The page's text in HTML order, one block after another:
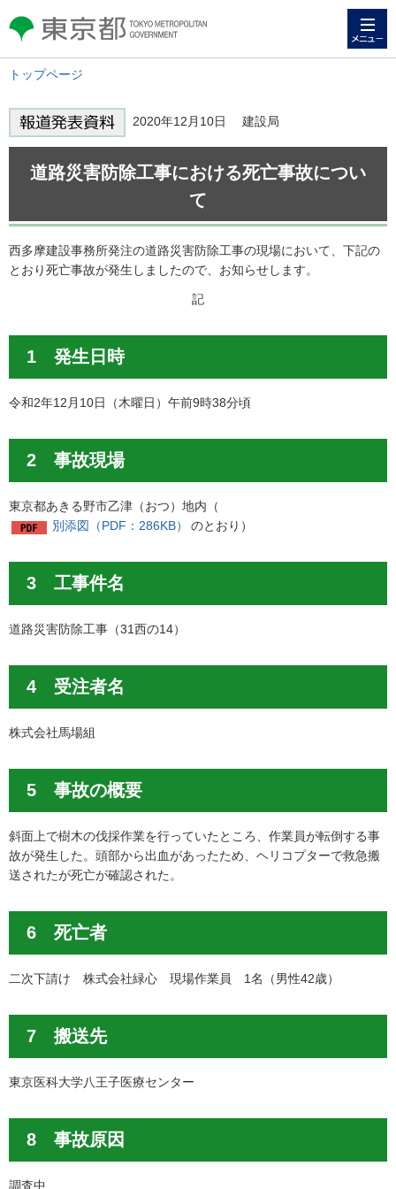
東京都 TOKYO METROPOLITAN
GOVERNMENT
トップページ
2020年12月10日 建設局
道路災害防除工事における死亡事故につい
て
西多摩建設事務所発注の道路災害防除工事の現場において、下記の
とおり死亡事故が発生しましたので、お知らせします。
記
1 発生日時
令和2年12月10日（木曜日）午前9時38分頃
2 事故現場
東京都あきる野市乙津（おつ）地内（
別添図（PDF：286KB）
のとおり）
3 工事件名
道路災害防除工事（31西の14）
4 受注者名
株式会社馬場組
5 事故の概要
斜面上で樹木の伐採作業を行っていたところ、作業員が転倒する事
故が発生した。頭部から出血があったため、ヘリコプターで救急搬
送されたが死亡が確認された。
6 死亡者
二次下請け 株式会社緑心 現場作業員 1名（男性42歳）
7 搬送先
東京医科大学八王子医療センター
8 事故原因
調査中